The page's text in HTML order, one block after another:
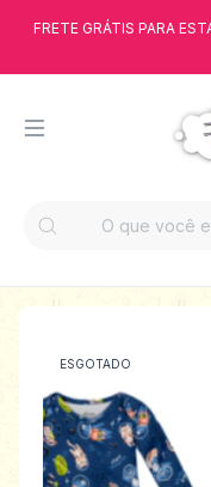
FRETE GRÁTIS PARA
ESGOTADO